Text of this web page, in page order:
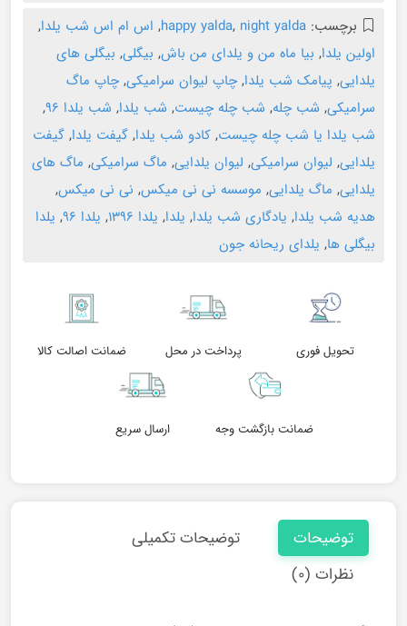
برچسب:
happy yalda, night yalda
, اس ام اس شب یلدا,
اولین یلدا, بیا ماه من و یلدای من باش, بیگلی, بیگلی های
یلدایی, پیامک شب یلدا, چاپ لیوان سرامیکی, چاپ ماگ
سرامیکی, شب چله, شب چله چیست, شب یلدا, شب یلدا ۹۶
,
شب یلدا یا شب چله چیست, کادو شب یلدا, گیفت یلدا, گیفت
یلدایی, لیوان سرامیکی, لیوان یلدایی, ماگ سرامیکی, ماگ های
یلدایی, ماگ یلدایی, موسسه نی نی میکس, نی نی میکس,
هدیه شب یلدا, یادگاری شب یلدا, یلدا, یلدا ۱۳۹۶ , یلدا ۹۶ , یلدا
بیگلی ها, یلدای ریحانه جون
تحویل فوری پرداخت در محل ضمانت اصالت کالا
ضمانت بازگشت وجه ارسال سریع
توضیحات
توضیحات تکمیلی
نظرات (۰)